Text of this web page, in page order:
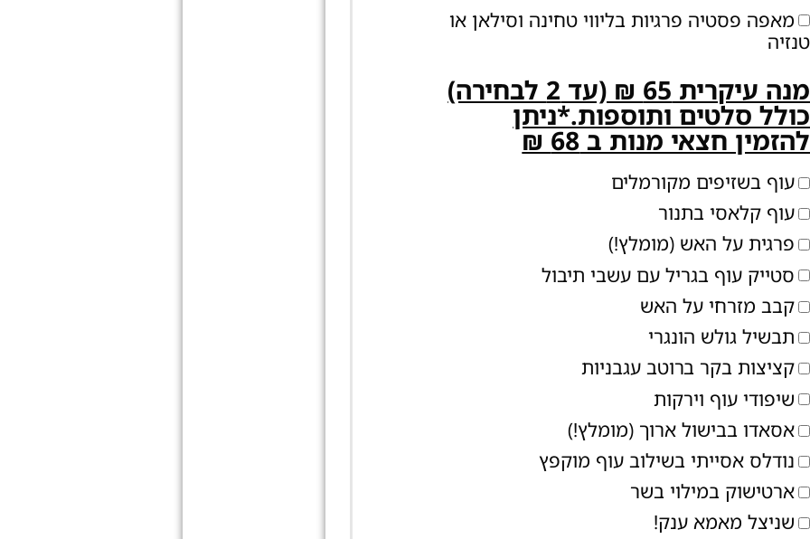
מאפה פסטיה פרגיות בליווי טחינה וסילאן או
טנזיה
מנה עיקרית 65 ₪ (עד 2 לבחירה)
כולל סלטים ותוספות.*ניתן
להזמין חצאי מנות ב 68 ₪
עוף בשזיפים מקורמלים
עוף קלאסי בתנור
פרגית על האש (מומלץ!)
סטייק עוף בגריל עם עשבי תיבול
קבב מזרחי על האש
תבשיל גולש הונגרי
קציצות בקר ברוטב עגבניות
שיפודי עוף וירקות
אסאדו בבישול ארוך (מומלץ!)
נודלס אסייתי בשילוב עוף מוקפץ
ארטישוק במילוי בשר
שניצל מאמא ענק!